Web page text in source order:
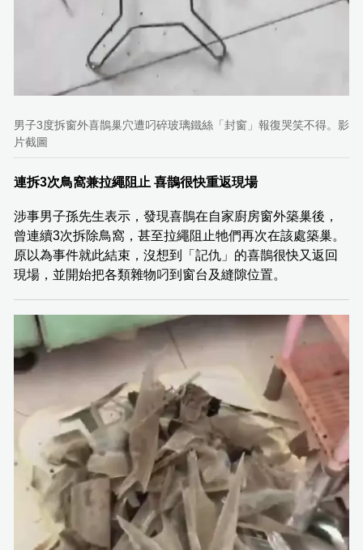
男子3度拆窗外喜鵲巢穴遭叼碎玻璃鐵絲「封窗」報復哭笑不得。影
片截圖
連拆3次鳥窩兼拉繩阻止 喜鵲很快重返現場
涉事男子孫先生表示，發現喜鵲在自家廚房窗外築巢後，
曾連續3次拆除鳥窩，甚至拉繩阻止牠們再次在該處築巢。
原以為事件就此結束，沒想到「記仇」的喜鵲很快又返回
現場，並開始把各類雜物叼到窗台及縫隙位置。